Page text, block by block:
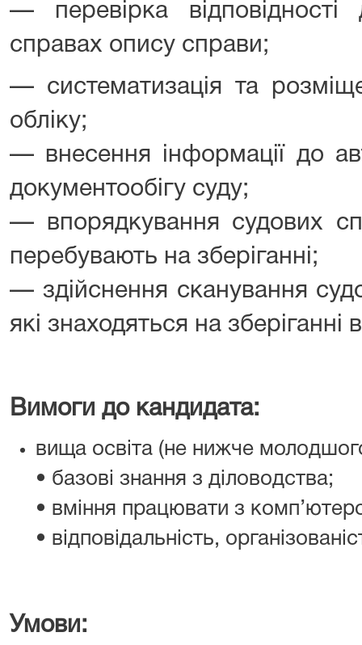
— перевірка
справах опису справи;
— систематизація та
обліку;
— внесення інформації до
документообігу суду;
— впорядкування судових
перебувають на зберіганні;
— здійснення сканування
які знаходяться на зберіганні в
Вимоги до кандидата:
вища освіта (не нижче
• базові знання з діловодства;
• вміння працювати з
• відповідальність,
Умови: